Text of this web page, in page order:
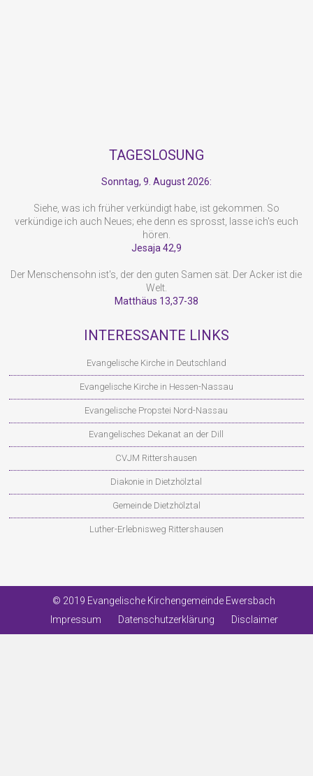
TAGESLOSUNG
Sonntag, 9. August 2026:
Siehe, was ich früher verkündigt habe, ist gekommen. So
verkündige ich auch Neues; ehe denn es sprosst, lasse ich's euch
hören.
Jesaja 42,9
Der Menschensohn ist's, der den guten Samen sät. Der Acker ist die
Welt.
Matthäus 13,37-38
INTERESSANTE LINKS
Evangelische Kirche in Deutschland
Evangelische Kirche in Hessen-Nassau
Evangelische Propstei Nord-Nassau
Evangelisches Dekanat an der Dill
CVJM Rittershausen
Diakonie in Dietzhölztal
Gemeinde Dietzhölztal
Luther-Erlebnisweg Rittershausen
© 2019 Evangelische Kirchengemeinde Ewersbach
Impressum
Datenschutzerklärung Disclaimer